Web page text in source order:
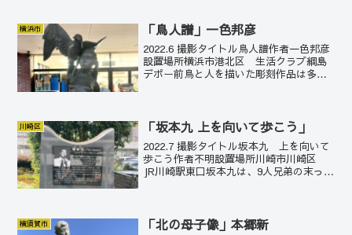
ークの...
横浜市 「鳥人譜」一色邦彦
2022.6 撮影タイトル鳥人譜作者一色邦彦
設置場所横浜市港北区 生活クラブ綱島
デポー前鳥と人を描いた彫刻作品は多い
川崎区 「坂本九 上を向いて歩こう」
2022.7 撮影タイトル坂本九 上を向いて
歩こう作者不明設置場所川崎市川崎区
JR川崎駅東口坂本九は、9人兄弟の末っ子
日がある...
横須賀市 「北の母子像」本郷新